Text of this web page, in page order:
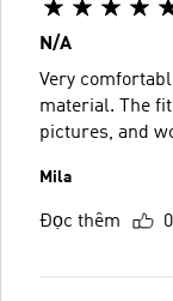
N/A
Very
material. The
pictures, and
Mila
Đọc thêm 0